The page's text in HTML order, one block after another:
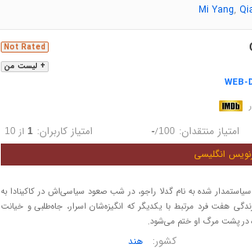
Mi Yang,
+ لیست من
Not Rated
WEB-
امتیاز منتقدان: -/100 امتیاز کاربران: 1 از 10
انگلیسی
شده به نام گدلا راجو، در شب صعود سیاسی‌اش در کاکینادا به
هفت فرد مرتبط با یکدیگر که انگیزه‌شان اسرار، جاه‌طلبی و خیانت
در پشت مرگ او ختم می‌شود.
کشور: هند